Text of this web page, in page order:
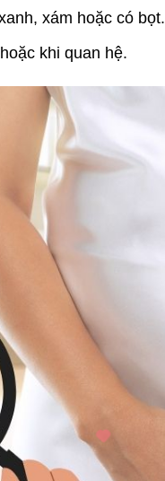
xám hoặc có bọt.
khi quan hệ.